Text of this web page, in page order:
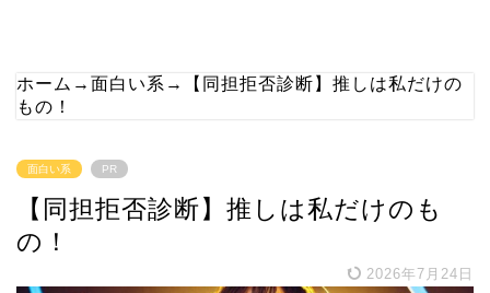
ホーム → 面白い系 →
【同担拒否診断】推しは私だけの
もの！
面白い系 PR
【同担拒否診断】推しは私だけのも
の！
2026年7月24日